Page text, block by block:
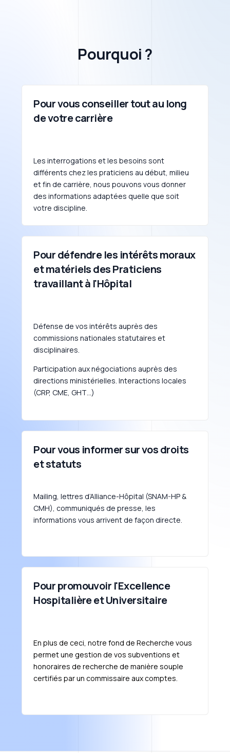
Pourquoi ?
Pour vous conseiller tout au long
de votre carrière
Les interrogations et les besoins sont
différents chez les praticiens au début, milieu
et fin de carrière, nous pouvons vous donner
des informations adaptées quelle que soit
votre discipline.
Pour défendre les intérêts moraux
et matériels des Praticiens
travaillant à l'Hôpital
Défense de vos intérêts auprès des
commissions nationales statutaires et
disciplinaires.
Participation aux négociations auprès des
directions ministérielles. Interactions locales
(CRP, CME, GHT…)
Pour vous informer sur vos droits
et statuts
Mailing, lettres d’Alliance-Hôpital (SNAM-HP &
CMH), communiqués de presse, les
informations vous arrivent de façon directe.
Pour promouvoir l'Excellence
Hospitalière et Universitaire
En plus de ceci, notre fond de Recherche vous
permet une gestion de vos subventions et
honoraires de recherche de manière souple
certifiés par un commissaire aux comptes.